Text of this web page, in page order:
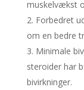
muskelvækst
Forbedret
om en bedre
Minimale
steroider har
bivirkninger.